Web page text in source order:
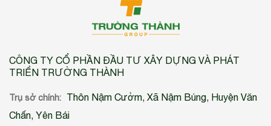
CÔNG TY CỔ PHẦN ĐẦU TƯ XÂY DỰNG VÀ PHÁT
TRIỂN TRƯỜNG THÀNH
Trụ sở chính:
Thôn Nậm Cưởm, Xã Nậm Búng, Huyện Văn
Chấn, Yên Bái